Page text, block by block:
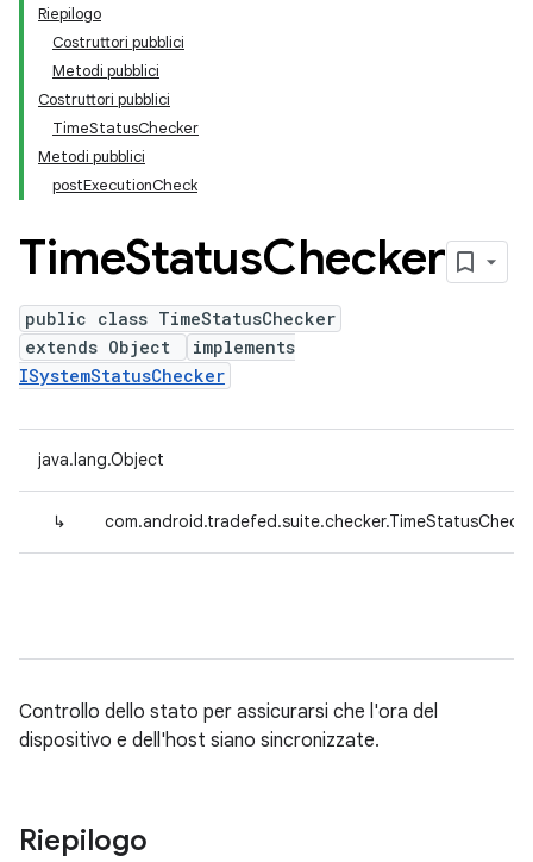
Riepilogo
Costruttori pubblici
Metodi pubblici
Costruttori pubblici
TimeStatusChecker
Metodi pubblici
postExecutionCheck
TimeStatusChecker
public class TimeStatusChecker
extends Object
implements
ISystemStatusChecker
java.lang.Object
↳
Controllo dello stato per assicurarsi che l'ora del
dispositivo e dell'host siano sincronizzate.
Riepilogo